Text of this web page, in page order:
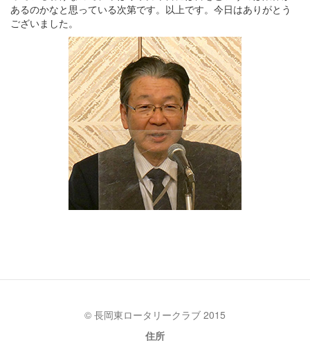
あるのかなと思っている次第です。以上です。今日はありがとう
ございました。
© 長岡東ロータリークラブ 2015
住所